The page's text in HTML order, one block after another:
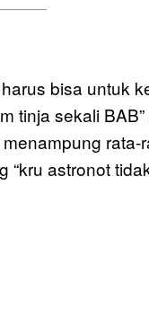
bisa untuk
tinja sekali
“kru astronot